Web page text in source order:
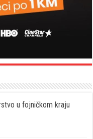
u fojničkom kraju